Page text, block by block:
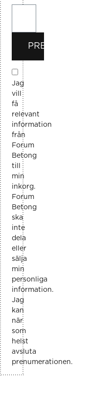
PRENUMERERA
Jag
vill
få
relevant
information
från
Forum
Betong
till
min
inkorg.
Forum
Betong
ska
inte
dela
eller
sälja
min
personliga
information.
Jag
kan
när
som
helst
avsluta
prenumerationen.